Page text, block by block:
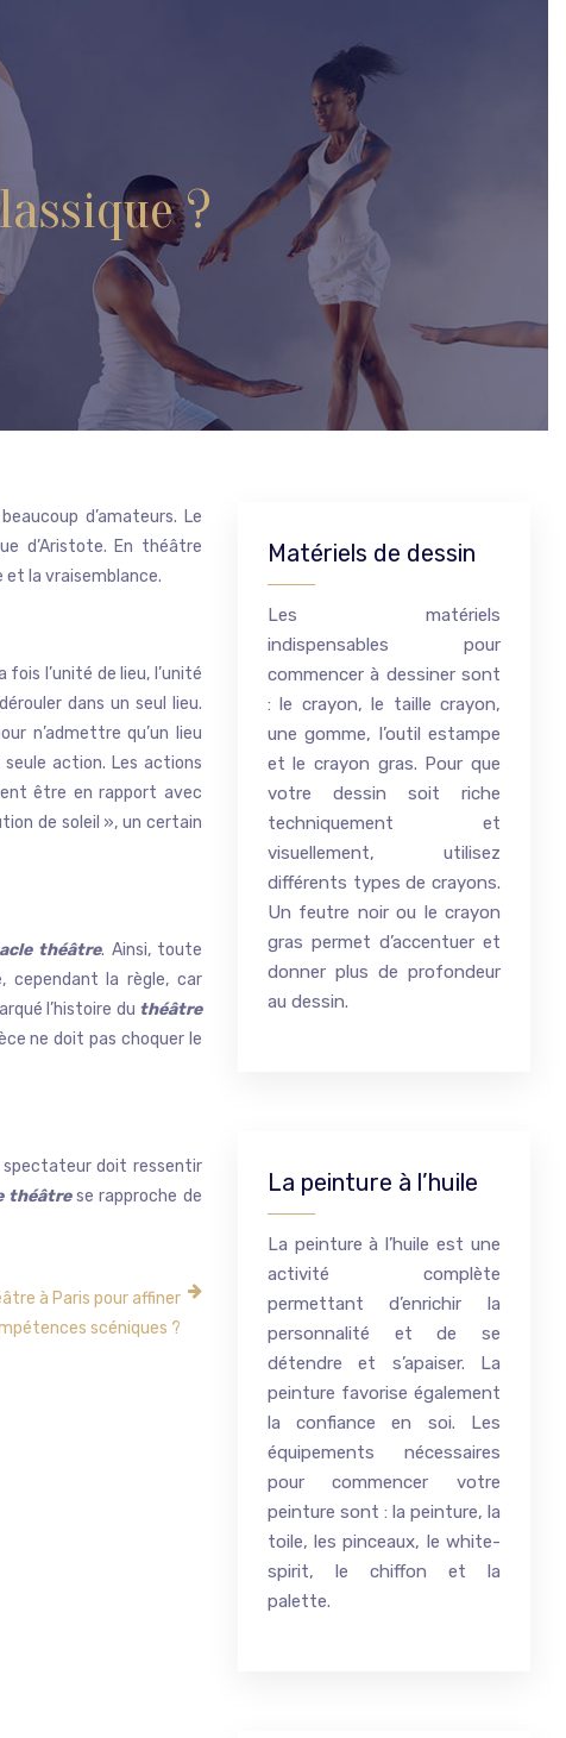
?
d’amateurs. Le
d’Aristote. En théâtre
et la vraisemblance.
fois l’unité de lieu, l’unité
dans un seul lieu.
n’admettre qu’un lieu
action. Les actions
être en rapport avec
de soleil », un certain
théâtre. Ainsi, toute
cependant la règle, car
l’histoire du théâtre
ne doit pas choquer le
spectateur doit ressentir
théâtrese rapproche de
à Paris pour affiner
scéniques ?
Matériels de dessin
Les matériels
indispensables pour
commencer à dessiner sont
: le crayon, le taille crayon,
une gomme, l’outil estampe
et le crayon gras. Pour que
votre dessin soit riche
techniquement et
visuellement, utilisez
différents types de crayons.
Un feutre noir ou le crayon
gras permet d’accentuer et
donner plus de profondeur
au dessin.
La peinture à l’huile
La peinture à l’huile est une
activité complète
permettant d’enrichir la
personnalité et de se
détendre et s’apaiser. La
peinture favorise également
la confiance en soi. Les
équipements nécessaires
pour commencer votre
peinture sont : la peinture, la
toile, les pinceaux, le white-
spirit, le chiffon et la
palette.